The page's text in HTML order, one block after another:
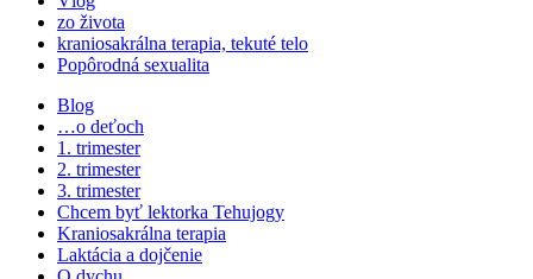
zo života
kraniosakrálna terapia, tekuté telo
Popôrodná sexualita
Blog
…o deťoch
1. trimester
2. trimester
3. trimester
Chcem byť lektorka Tehujogy
Kraniosakrálna terapia
Laktácia a dojčenie